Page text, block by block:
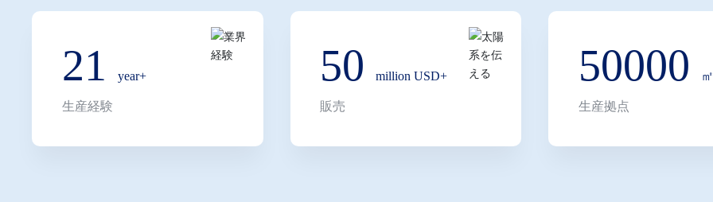
に達し、輸出事業は20％を占めています。サービスネットワークはヨーロッパ、
アメリカ、カナダ、オーストラリア、ニュージーランド、アラブ首長国連邦、ベ
トナムなどの市場をカバーしています。
Shuofengグループは、食品・飲料、美容・パーソナルケア、3Cエレクトロニク
ズ包装ソリューションを提供することに注力しています。事業はブティックボッ
21 year+
生産経験
50 million USD+
販売
50000 ㎡
生産拠点